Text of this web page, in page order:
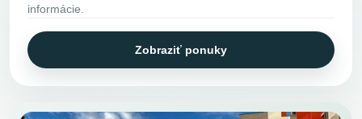
informácie.
Zobraziť ponuky